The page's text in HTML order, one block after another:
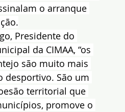
o arranque
Presidente do
da CIMAA, “os
são muito mais
desportivo. São um
territorial que
promove o